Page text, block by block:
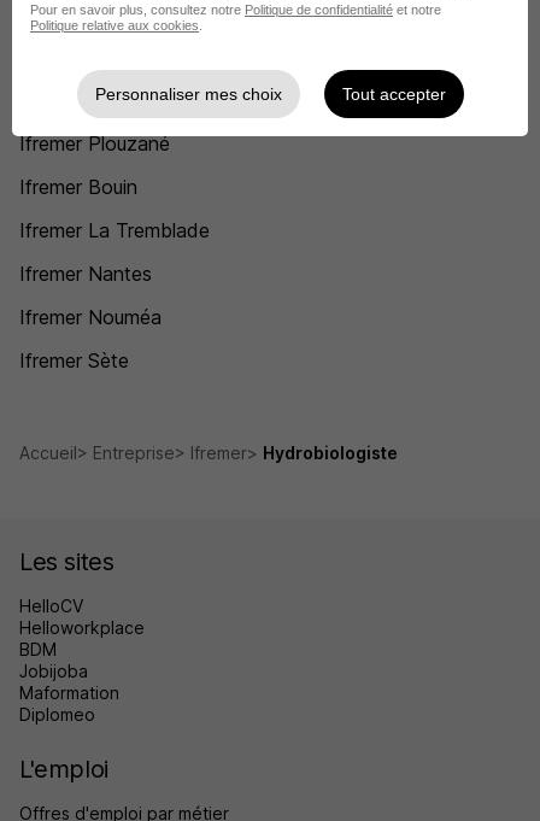
Voir toutes les offres par métier chez Ifremer
L'emploi chez Ifremer par Ville
Ifremer Plouzané
Ifremer Bouin
Ifremer La Tremblade
Ifremer Nantes
Ifremer Nouméa
Ifremer Sète
Accueil Entreprise Ifremer Hydrobiologiste
Les sites
HelloCV
Helloworkplace
BDM
Jobijoba
Maformation
Diplomeo
L'emploi
Offres d'emploi par métier
Pour en savoir plus, consultez notre Politique de confidentialité et notre
Politique relative aux cookies
Personnaliser mes choix Tout accepter